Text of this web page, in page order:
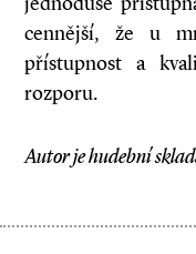
cennější, že u
přístupnost a
rozporu.
Autor je hudební